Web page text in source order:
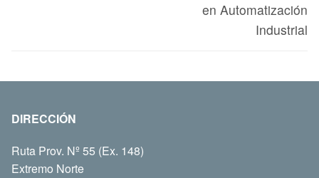
en Automatización
Industrial
DIRECCIÓN
Ruta Prov. Nº 55 (Ex. 148)
Extremo Norte